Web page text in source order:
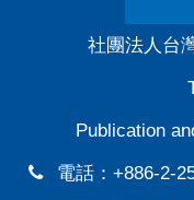
社團法人台
Publication
電話：+886-2-